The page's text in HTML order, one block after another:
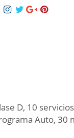
D, 10
Auto, 30